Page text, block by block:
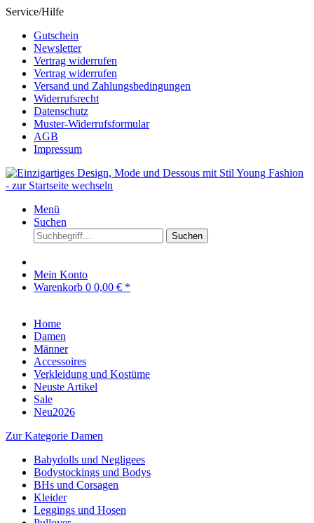
Service/Hilfe
Gutschein
Newsletter
Vertrag widerrufen
Vertrag widerrufen
Versand und Zahlungsbedingungen
Widerrufsrecht
Datenschutz
Muster-Widerrufsformular
AGB
Impressum
Menü
Suchen
Suchen
Mein Konto
Warenkorb 0 0,00 € *
Home
Damen
Männer
Accessoires
Verkleidung und Kostüme
Neuste Artikel
Sale
Neu2026
Zur Kategorie Damen
Babydolls und Negligees
Bodystockings und Bodys
BHs und Corsagen
Kleider
Leggings und Hosen